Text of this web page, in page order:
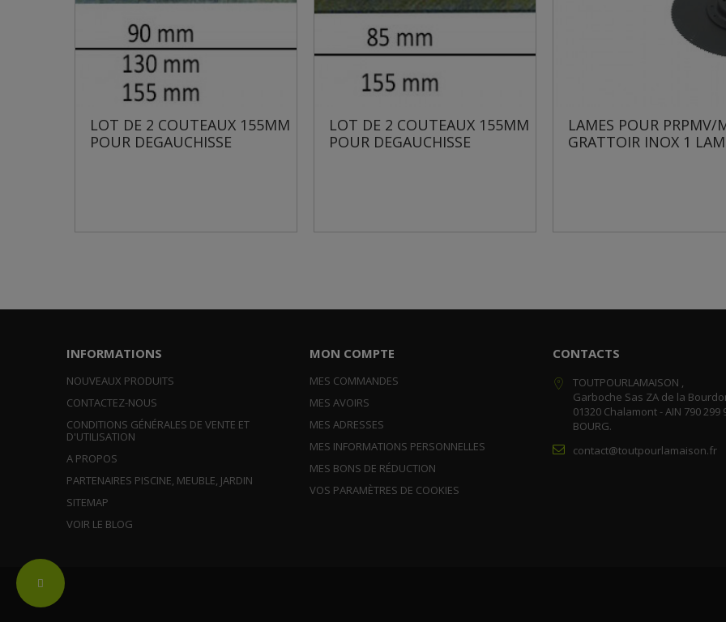
Change
LOT DE 2 COUTEAUX 155MM
POUR DEGAUCHISSE
LAMES POUR PRPMV/M 1
GRATTOIR INOX 1 LAME...
2 LAMES POUR
INFORMATIONS
NOUVEAUX PRODUITS
CONTACTEZ-NOUS
CONDITIONS GÉNÉRALES DE VENTE ET
D'UTILISATION
A PROPOS
PARTENAIRES PISCINE, MEUBLE, JARDIN
SITEMAP
VOIR LE BLOG
MON COMPTE
MES COMMANDES
MES AVOIRS
MES ADRESSES
MES INFORMATIONS PERSONNELLES
MES BONS DE RÉDUCTION
VOS PARAMÈTRES DE COOKIES
CONTACTS
TOUTPOURLAMAISON ,
Garboche Sas ZA de la
01320 Chalamont - AIN 790 299
BOURG.
contact@toutpourlamaison.fr